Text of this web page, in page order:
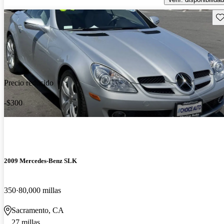
Precio reducido
-$300
2009 Mercedes-Benz SLK
350 80,000 millas
Sacramento, CA